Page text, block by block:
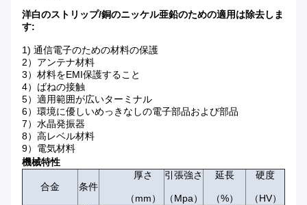
洋白のストリップ/銅のニッケル亜鉛のための適用は除去しま
す:
1) 通信電子のための材料の保護
2）アンテナ材料
3）材料をEMI保護すること
4）ばねの接触
5）適用範囲が広いターミナル
6）環境に優しいめっきなしの電子部品および部品
7）水晶発振器
8）高レベル材料
9）電気材料
機械特性
合金 条件
厚さ
（mm）
引張強さ
（Mpa）
延長
（%）
硬度
（HV）